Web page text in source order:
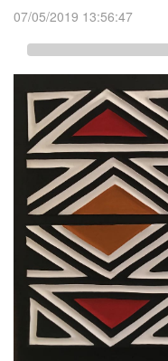
07/05/2019 13:56:47